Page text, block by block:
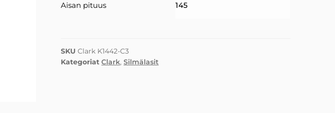
Aisan pituus 145
SKUClark K1442-C3
Kategoriat Clark,Silmälasit